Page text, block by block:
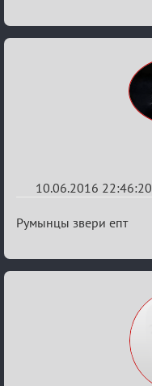
10.06.2016 22:46:20
Re:
2016
Румынцы звери епт